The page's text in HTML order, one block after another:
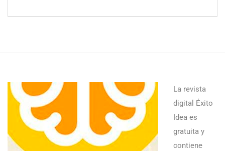
La revista
digital Éxito
Idea es
gratuita y
contiene